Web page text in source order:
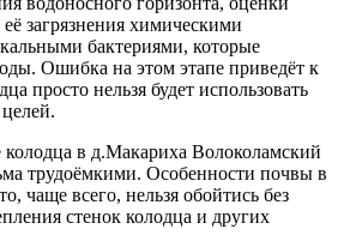
загрязнения химическими
бактериями, которые
Ошибка на этом этапе приведёт к
просто нельзя будет использовать
в д.Макариха Волоколамский
трудоёмкими. Особенности почвы в
чаще всего, нельзя обойтись без
стенок колодца и других